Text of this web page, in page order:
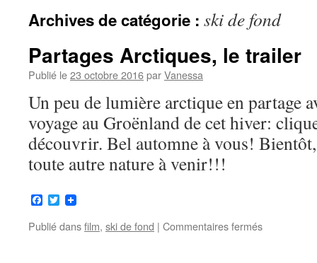
Archives de catégorie : ski de fond
Partages Arctiques, le trailer
Publié le23 octobre 2016parVanessa
Un peu de lumière arctique en partage
voyage au Groënland de cet hiver:
découvrir. Bel automne à vous!
toute autre nature à venir!!!
Facebook
Twitter
Publié dansfilm, ski de fond | Commentaires fermés